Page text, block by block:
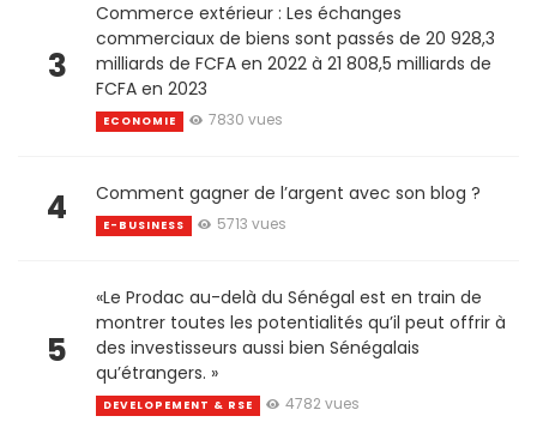
3
Commerce extérieur : Les échanges
commerciaux de biens sont passés de 20 928,3
milliards de FCFA en 2022 à 21 808,5 milliards de
FCFA en 2023
ECONOMIE 7830 vues
4 Comment gagner de l’argent avec son blog ?
E-BUSINESS 5713 vues
5
«Le Prodac au-delà du Sénégal est en train de
montrer toutes les potentialités qu’il peut offrir à
des investisseurs aussi bien Sénégalais
qu’étrangers. »
DEVELOPEMENT & RSE 4782 vues